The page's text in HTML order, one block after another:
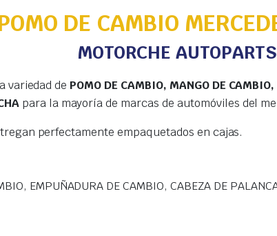
DE CAMBIO
MOTORCHE AUTOPARTS
variedad de POMO DE CAMBIO, MANGO DE
para la mayoría de marcas de automóviles del
perfectamente empaquetados en cajas.
EMPUÑADURA DE CAMBIO, CABEZA DE